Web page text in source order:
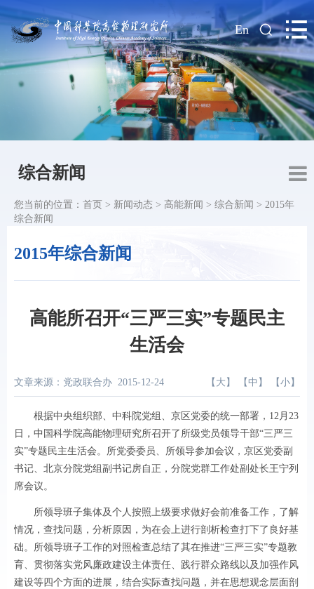
| En
综合新闻
2015年综合新闻
您当前的位置： 首页 > 新闻动态 > 高能新闻 > 综合新闻 > 2015年
综合新闻
高能所召开“三严三实”专题民主
生活会
文章来源：党政联合办 2015-12-24 【 大 】 【 中 】 【 小 】
根据中央组织部、中科院党组、京区党委的统一部署， 12月 23
日，中国科学院高能物理研究所召开了所级党员领导干部“三严三
实”专题民主生活会。所党委委员、所领导参加会议，京区党委副
书记、北京分院党组副书记房自正，分院党群工作处副处长王宁列
席会议。
所领导班子集体及个人按照上级要求做好会前准备工作，了解
情况，查找问题，分析原因，为在会上进行剖析检查打下了良好基
础。所领导班子工作的对照检查总结了其在推进“三严三实”专题教
育、贯彻落实党风廉政建设主体责任、践行群众路线以及加强作风
建设等四个方面的进展，结合实际查找问题，并在思想观念层面剖